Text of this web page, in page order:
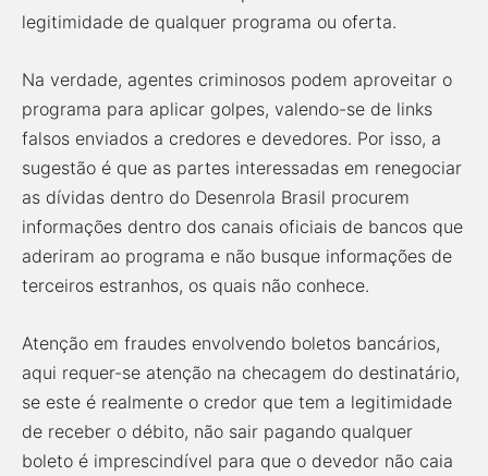
legitimidade de qualquer programa ou oferta.
Na verdade, agentes criminosos podem aproveitar o
programa para aplicar golpes, valendo-se de links
falsos enviados a credores e devedores. Por isso, a
sugestão é que as partes interessadas em renegociar
as dívidas dentro do Desenrola Brasil procurem
informações dentro dos canais oficiais de bancos que
aderiram ao programa e não busque informações de
terceiros estranhos, os quais não conhece.
Atenção em fraudes envolvendo boletos bancários,
aqui requer-se atenção na checagem do destinatário,
se este é realmente o credor que tem a legitimidade
de receber o débito, não sair pagando qualquer
boleto é imprescindível para que o devedor não caia